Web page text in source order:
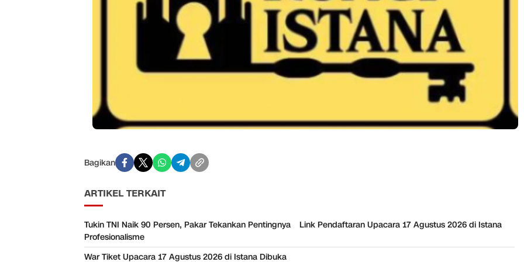
Bagikan
ARTIKEL TERKAIT
Tukin TNI Naik 90 Persen, Pakar Tekankan Pentingnya
Profesionalisme
Link Pendaftaran Upacara 17 Agustus 2026 di Istana
War Tiket Upacara 17 Agustus 2026 di Istana Dibuka